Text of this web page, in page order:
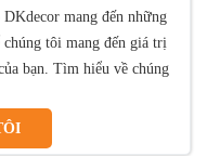
mang đến những
tôi mang đến giá trị
bạn. Tìm hiểu về chúng